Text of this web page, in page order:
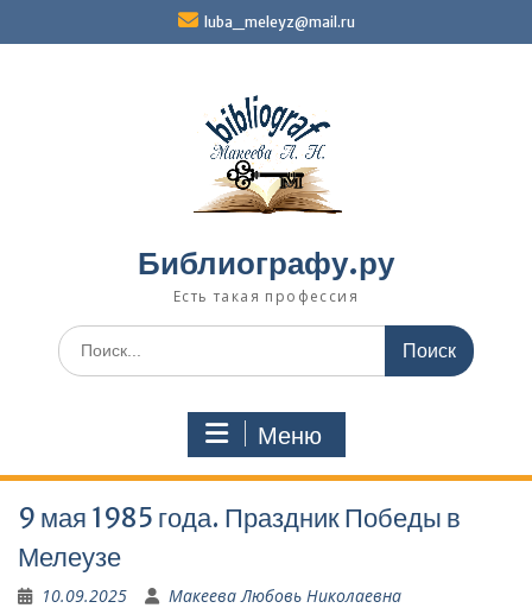
luba_meleyz@mail.ru
Библиографу.ру
Есть такая профессия
Поиск
по:
Меню
9 мая 1985 года. Праздник Победы в
Мелеузе
10.09.2025 Макеева Любовь Николаевна